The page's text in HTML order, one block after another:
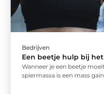
Bedrijven
Een beetje hulp bij
Wanneer je een beetje
spiermassa is een mass